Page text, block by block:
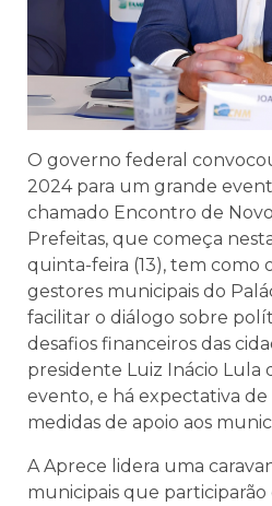
O governo federal
2024 para um grande
chamado Encontro de
Prefeitas, que começa
quinta-feira (13), tem como
gestores municipais do
facilitar o diálogo sobre
desafios financeiros das
presidente Luiz Inácio Lula
evento, e há expectativa
medidas de apoio aos
A Aprece lidera uma
municipais que